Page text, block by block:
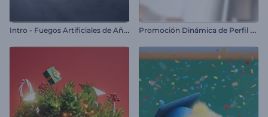
I
ntro - Fuegos Artificiales de Año Nuevo de Rendy P
romoción Dinámica de Perfil de Instagram